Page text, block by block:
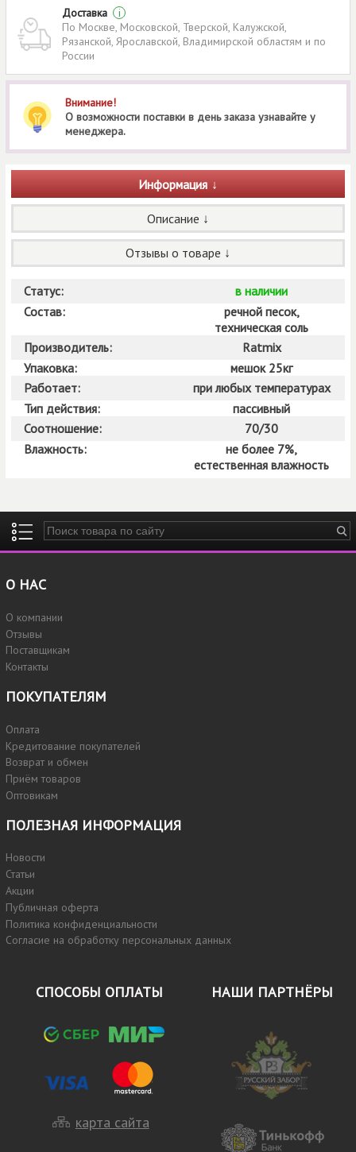
Доставка
i
По Москве, Московской, Тверской, Калужской,
Рязанской, Ярославской, Владимирской областям и по
России
Внимание!
О возможности поставки в день заказа узнавайте у
менеджера.
Информация
Описание
Отзывы о товаре
Статус:
в наличии
Состав:
речной песок,
техническая соль
Производитель:
Ratmix
Упаковка:
мешок 25кг
Работает:
при любых температурах
Тип действия:
пассивный
Соотношение:
70/30
Влажность:
не более 7%,
естественная влажность
Введите ключевые слова для поиска
О НАС
О компании
Отзывы
Поставщикам
Контакты
ПОКУПАТЕЛЯМ
Оплата
Кредитование покупателей
Возврат и обмен
Приём товаров
Оптовикам
ПОЛЕЗНАЯ ИНФОРМАЦИЯ
Новости
Статьи
Акции
Публичная оферта
Политика конфиденциальности
Согласие на обработку персональных данных
СПОСОБЫ ОПЛАТЫ
карта сайта
НАШИ ПАРТНЁРЫ